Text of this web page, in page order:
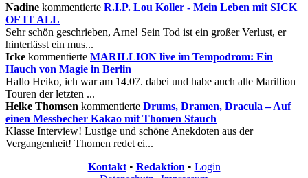
Nadine kommentierte R.I.P. Lou Koller - Mein Leben mit SICK
OF IT ALL
Sehr schön geschrieben, Arne! Sein Tod ist ein großer Verlust, er
hinterlässt ein mus...
Icke kommentierte MARILLION live im Tempodrom: Ein
Hauch von Magie in Berlin
Hallo Heiko, ich war am 14.07. dabei und habe auch alle Marillion
Touren der letzten ...
Helke Thomsen kommentierte Drums, Dramen, Dracula – Auf
einen Messbecher Kakao mit Thomen Stauch
Klasse Interview! Lustige und schöne Anekdoten aus der
Vergangenheit! Thomen redet ei...
Kontakt• Redaktion • Login